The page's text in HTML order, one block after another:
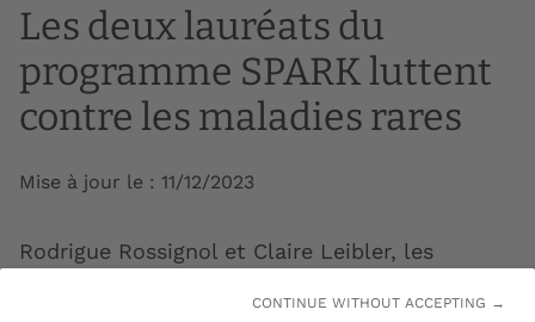
CONTINUE WITHOUT ACCEPTING →
Les deux lauréats du
programme SPARK luttent
contre les maladies rares
Mise à jour le : 11/12/2023
Rodrigue Rossignol et Claire Leibler, les
de l’édition 2023, se voient chacun octroyer un